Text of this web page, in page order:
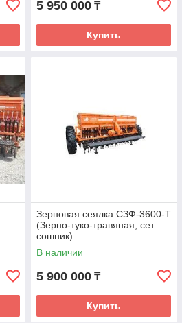
5 950 000 ₸
Купить
Зерновая сеялка СЗФ-3600-Т
(Зерно-туко-травяная, сет
сошник)
В наличии
5 900 000 ₸
Купить